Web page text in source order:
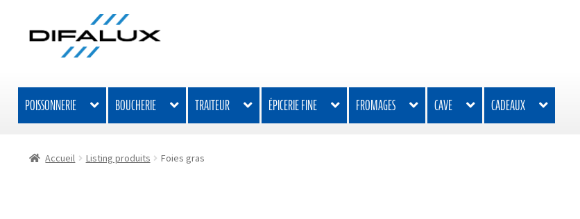
à
au
contenu
POISSONNERIE BOUCHERIE TRAITEUR ÉPICERIE FINE FROMAGES CAVE CADEAUX
Accueil Listing produits Foies gras